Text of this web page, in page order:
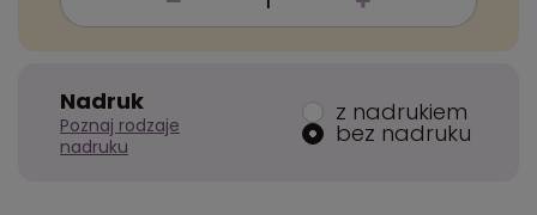
Nadruk
Poznaj rodzaje
nadruku
z nadrukiem
bez nadruku